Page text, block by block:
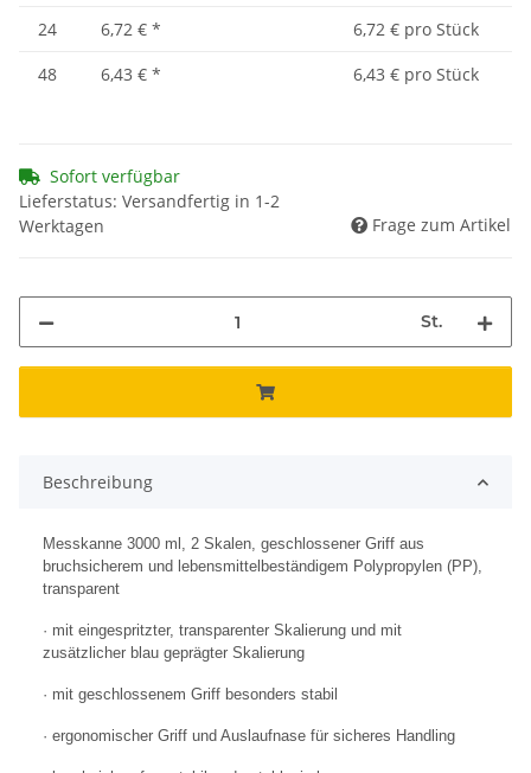
24
6,72 € *
6,72 € pro Stück
48
6,43 € * 6,43 € pro Stück
Sofort verfügbar
Lieferstatus: Versandfertig in 1-2
Werktagen
Frage zum Artikel
St.
Beschreibung
Messkanne 3000 ml, 2 Skalen, geschlossener Griff aus
bruchsicherem und lebensmittelbeständigem Polypropylen (PP),
transparent
· mit eingespritzter, transparenter Skalierung und mit
zusätzlicher blau geprägter Skalierung
· mit geschlossenem Griff besonders stabil
· ergonomischer Griff und Auslaufnase für sicheres Handling